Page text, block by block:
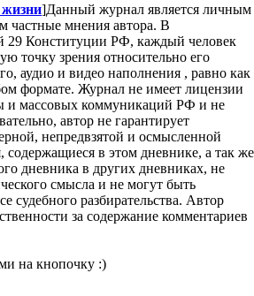
жизни]Данный журнал является личным
частные мнения автора. В
29 Конституции РФ, каждый человек
точку зрения относительно его
аудио и видео наполнения , равно как
формате. Журнал не имеет лицензии
и массовых коммуникаций РФ и не
автор не гарантирует
непредвзятой и осмысленной
в этом дневнике, а так же
дневника в других дневниках, не
смысла и не могут быть
судебного разбирательства. Автор
за содержание комментариев
на кнопочку :)